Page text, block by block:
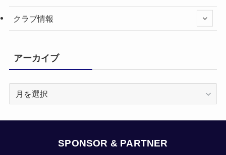
クラブ情報
アーカイブ
SPONSOR & PARTNER